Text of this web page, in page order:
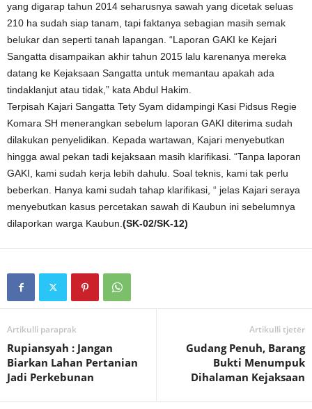
yang digarap tahun 2014 seharusnya sawah yang dicetak seluas
210 ha sudah siap tanam, tapi faktanya sebagian masih semak
belukar dan seperti tanah lapangan. “Laporan GAKI ke Kejari
Sangatta disampaikan akhir tahun 2015 lalu karenanya mereka
datang ke Kejaksaan Sangatta untuk memantau apakah ada
tindaklanjut atau tidak,” kata Abdul Hakim.
Terpisah Kajari Sangatta Tety Syam didampingi Kasi Pidsus Regie
Komara SH menerangkan sebelum laporan GAKI diterima sudah
dilakukan penyelidikan. Kepada wartawan, Kajari menyebutkan
hingga awal pekan tadi kejaksaan masih klarifikasi. “Tanpa laporan
GAKI, kami sudah kerja lebih dahulu. Soal teknis, kami tak perlu
beberkan. Hanya kami sudah tahap klarifikasi, “ jelas Kajari seraya
menyebutkan kasus percetakan sawah di Kaubun ini sebelumnya
dilaporkan warga Kaubun. (SK-02/SK-12)
Artikulli paraprak
Rupiansyah : Jangan
Biarkan Lahan Pertanian
Jadi Perkebunan
Artikulli tjetër
Gudang Penuh, Barang
Bukti Menumpuk
Dihalaman Kejaksaan